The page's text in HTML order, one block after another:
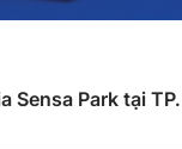
Sensa Park tại